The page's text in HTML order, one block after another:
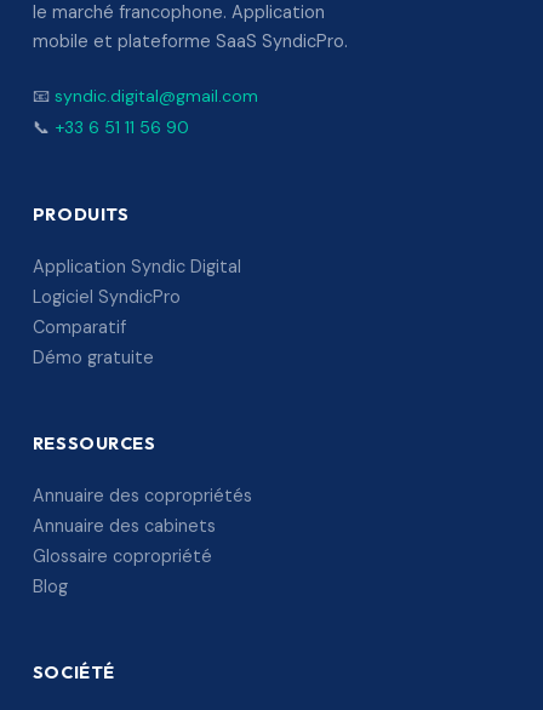
le marché francophone. Application
mobile et plateforme SaaS SyndicPro.
📧 syndic.digital@gmail.com
📞 +33 6 51 11 56 90
PRODUITS
Application Syndic Digital
Logiciel SyndicPro
Comparatif
Démo gratuite
RESSOURCES
Annuaire des copropriétés
Annuaire des cabinets
Glossaire copropriété
Blog
SOCIÉTÉ